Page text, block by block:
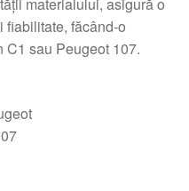
materialului, asigură o
fiabilitate, făcând-o
sau Peugeot 107.